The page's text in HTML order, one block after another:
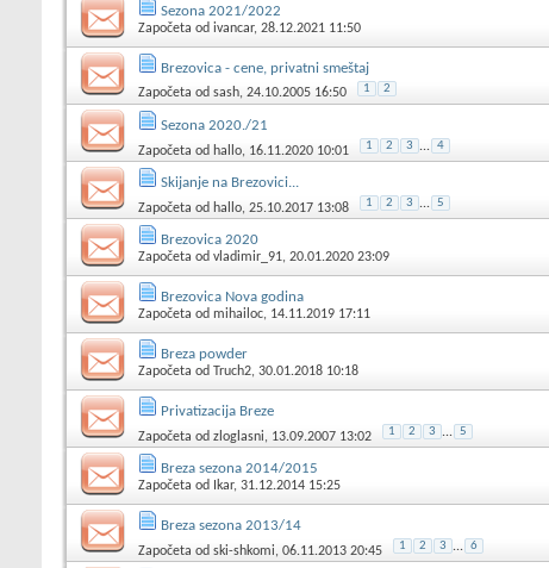
Sezona 2021/2022
Započeta od ivancar, 28.12.2021 11:50
Brezovica - cene, privatni smeštaj
Započeta od sash, 24.10.2005 16:50 1 2
Sezona 2020./21
Započeta od hallo, 16.11.2020 10:01 1 2 3 ... 4
Skijanje na Brezovici...
Započeta od hallo, 25.10.2017 13:08 1 2 3 ... 5
Brezovica 2020
Započeta od vladimir_91, 20.01.2020 23:09
Brezovica Nova godina
Započeta od mihailoc, 14.11.2019 17:11
Breza powder
Započeta od Truch2, 30.01.2018 10:18
Privatizacija Breze
Započeta od zloglasni, 13.09.2007 13:02 1 2 3 ... 5
Breza sezona 2014/2015
Započeta od Ikar, 31.12.2014 15:25
Breza sezona 2013/14
Započeta od ski-shkomi, 06.11.2013 20:45 1 2 3 ... 6